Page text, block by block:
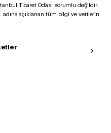
Ticaret Odası sorumlu değildir.
açıklanan tüm bilgi ve verilerin